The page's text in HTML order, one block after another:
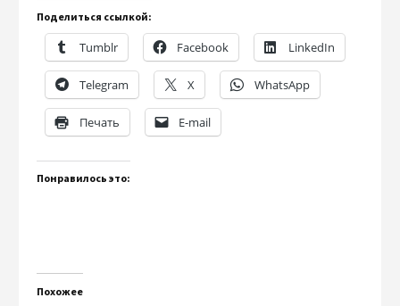
Поделиться ссылкой:
Tumblr Facebook LinkedIn
Telegram X WhatsApp
Печать E-mail
Понравилось это:
Похожее